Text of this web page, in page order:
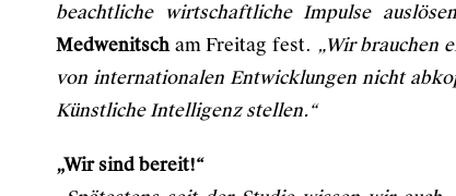
beachtliche wirtschaftliche Impulse
Medwenitscham Freitag fest. „Wir brauchen
von internationalen Entwicklungen nicht
Künstliche Intelligenz stellen.“
„Wir sind bereit!“